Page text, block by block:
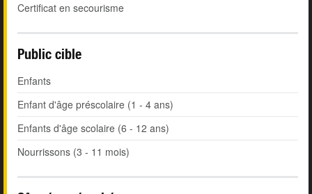
Certificat en secourisme
Public cible
Enfants
Enfant d'âge préscolaire (1 - 4 ans)
Enfants d'âge scolaire (6 - 12 ans)
Nourrissons (3 - 11 mois)